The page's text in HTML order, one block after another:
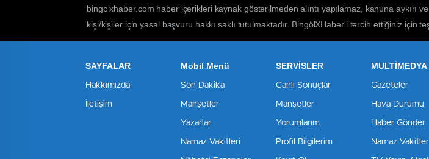
bingolxhaber.com haber içerikleri kaynak gösterilmeden alıntı yapılamaz, kanuna aykırı
kişi/kişiler için yasal başvuru hakkı saklı tutulmaktadır. BingölXHaber'i tercih ettiğiniz için
SAYFALAR
Hakkımızda
İletişim
Mobil Menü
Son Dakika
Manşetler
Yazarlar
Namaz Vakitleri
SERVİSLER
Canlı Sonuçlar
Manşetler
Yorumlarım
Profil Bilgilerim
MULTİMEDYA
Gazeteler
Hava Durumu
Haber Gönder
Namaz